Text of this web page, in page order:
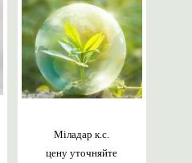
цену уточняйте
Міладар к.с.